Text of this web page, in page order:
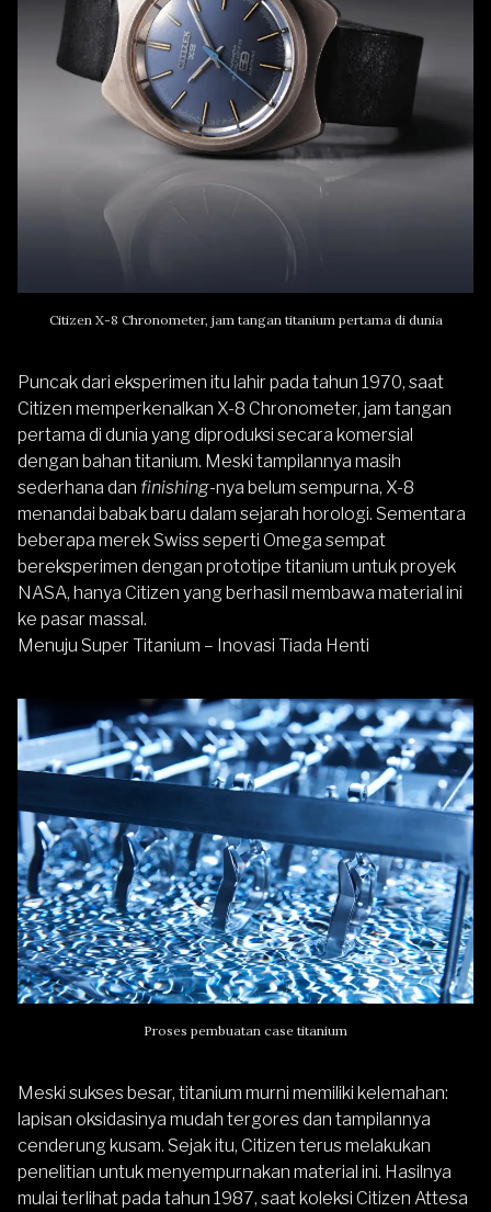
Citizen X-8 Chronometer, jam tangan titanium pertama di dunia
Puncak dari eksperimen itu lahir pada tahun 1970, saat
Citizen memperkenalkan X-8 Chronometer, jam tangan
pertama di dunia yang diproduksi secara komersial
dengan bahan titanium. Meski tampilannya masih
sederhana dan finishing-nya belum sempurna, X-8
menandai babak baru dalam sejarah horologi. Sementara
beberapa merek Swiss seperti Omega sempat
bereksperimen dengan prototipe titanium untuk proyek
NASA, hanya Citizen yang berhasil membawa material ini
ke pasar massal.
Menuju Super Titanium – Inovasi Tiada Henti
Proses pembuatan case titanium
Meski sukses besar, titanium murni memiliki kelemahan:
lapisan oksidasinya mudah tergores dan tampilannya
cenderung kusam. Sejak itu, Citizen terus melakukan
penelitian untuk menyempurnakan material ini. Hasilnya
mulai terlihat pada tahun 1987, saat koleksi Citizen Attesa